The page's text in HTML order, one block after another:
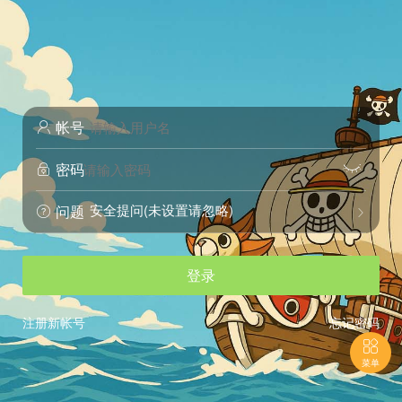
 帐号
 密码 
 问题 
安全提问(未设置请忽略)
登录
忘记密码
注册新帐号

菜单